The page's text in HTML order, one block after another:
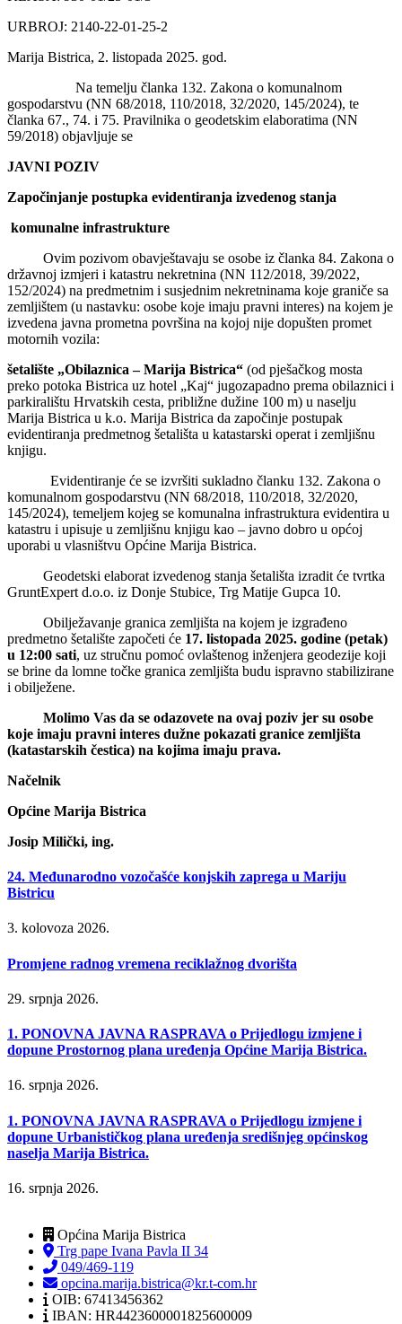
URBROJ: 2140-22-01-25-2
Marija Bistrica, 2. listopada 2025. god.
Na temelju članka 132. Zakona o komunalnom
gospodarstvu (NN 68/2018, 110/2018, 32/2020, 145/2024), te
članka 67., 74. i 75. Pravilnika o geodetskim elaboratima (NN
59/2018) objavljuje se
JAVNI POZIV
Započinjanje postupka evidentiranja izvedenog stanja
komunalne infrastrukture
Ovim pozivom obavještavaju se osobe iz članka 84. Zakona o
državnoj izmjeri i katastru nekretnina (NN 112/2018, 39/2022,
152/2024) na predmetnim i susjednim nekretninama koje graniče sa
zemljištem (u nastavku: osobe koje imaju pravni interes) na kojem je
izvedena javna prometna površina na kojoj nije dopušten promet
motornih vozila:
šetalište „Obilaznica – Marija Bistrica“ (od pješačkog mosta
preko potoka Bistrica uz hotel „Kaj“ jugozapadno prema obilaznici i
parkiralištu Hrvatskih cesta, približne dužine 100 m) u naselju
Marija Bistrica u k.o. Marija Bistrica da započinje postupak
evidentiranja predmetnog šetališta u katastarski operat i zemljišnu
knjigu.
Evidentiranje će se izvršiti sukladno članku 132. Zakona o
komunalnom gospodarstvu (NN 68/2018, 110/2018, 32/2020,
145/2024), temeljem kojeg se komunalna infrastruktura evidentira u
katastru i upisuje u zemljišnu knjigu kao – javno dobro u općoj
uporabi u vlasništvu Općine Marija Bistrica.
Geodetski elaborat izvedenog stanja šetališta izradit će tvrtka
GruntExpert d.o.o. iz Donje Stubice, Trg Matije Gupca 10.
Obilježavanje granica zemljišta na kojem je izgrađeno
predmetno šetalište započeti će 17. listopada 2025. godine (petak)
u 12:00 sati, uz stručnu pomoć ovlaštenog inženjera geodezije koji
se brine da lomne točke granica zemljišta budu ispravno stabilizirane
i obilježene.
Molimo Vas da se odazovete na ovaj poziv jer su osobe
koje imaju pravni interes dužne pokazati granice zemljišta
(katastarskih čestica) na kojima imaju prava.
Načelnik
Općine Marija Bistrica
Josip Milički, ing.
24. Međunarodno vozočašće konjskih zaprega u Mariju
Bistricu
3. kolovoza 2026.
Promjene radnog vremena reciklažnog dvorišta
29. srpnja 2026.
1. PONOVNA JAVNA RASPRAVA o Prijedlogu izmjene i
dopune Prostornog plana uređenja Općine Marija Bistrica.
16. srpnja 2026.
1. PONOVNA JAVNA RASPRAVA o Prijedlogu izmjene i
dopune Urbanističkog plana uređenja središnjeg općinskog
naselja Marija Bistrica.
16. srpnja 2026.
Općina Marija Bistrica
Trg pape Ivana Pavla II 34
049/469-119
opcina.marija.bistrica@kr.t-com.hr
OIB: 67413456362
IBAN: HR4423600001825600009